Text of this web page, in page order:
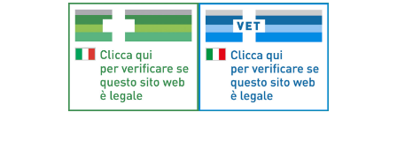
Aggiungi al carrello